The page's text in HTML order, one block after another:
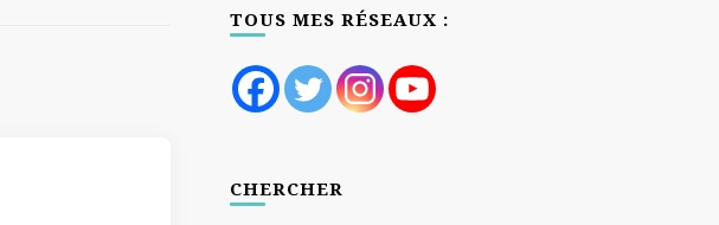
TOUS MES RÉSEAUX :
CHERCHER